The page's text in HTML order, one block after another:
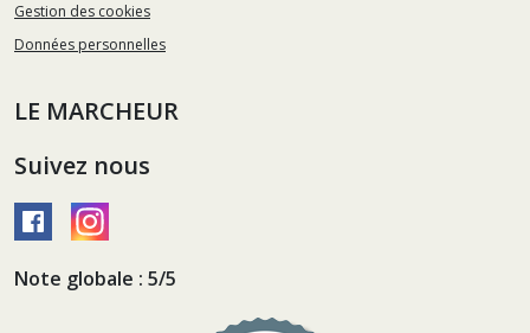
Gestion des cookies
Données personnelles
LE MARCHEUR
Suivez nous
Note globale : 5/5